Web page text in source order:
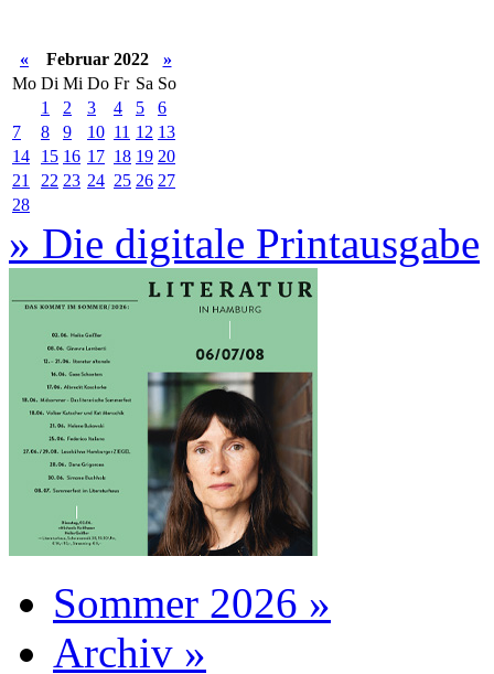
« Februar 2022
»
Mo Di Mi Do Fr Sa So
1
2 3 4 5
6
7
8 9 10 11 12 13
14
15 16 17 18 19 20
21
22 23 24 25 26 27
28
» Die digitale Printausgabe
Sommer 2026 »
Archiv »